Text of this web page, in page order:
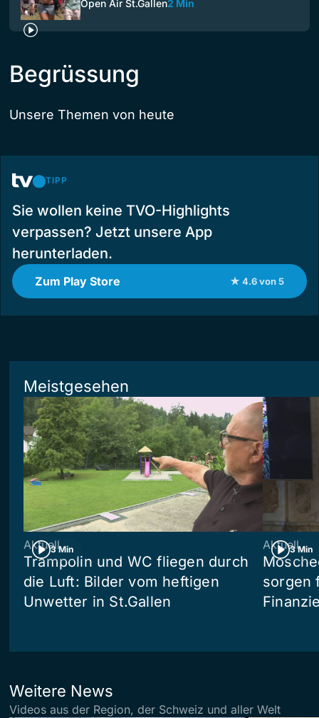
Open Air St.Gallen2 Min
Begrüssung
Unsere Themen von heute
TIPP
Sie wollen keine TVO-Highlights
verpassen? Jetzt unsere App
herunterladen.
Zum Play Store ★ 4.6 von 5
Meistgesehen
3 Min
Aktuell
Trampolin und WC fliegen durch
die Luft: Bilder vom heftigen
Unwetter in St.Gallen
3 Min
Aktuell
sorgen
Weitere News
Videos aus der Region, der Schweiz und aller Welt